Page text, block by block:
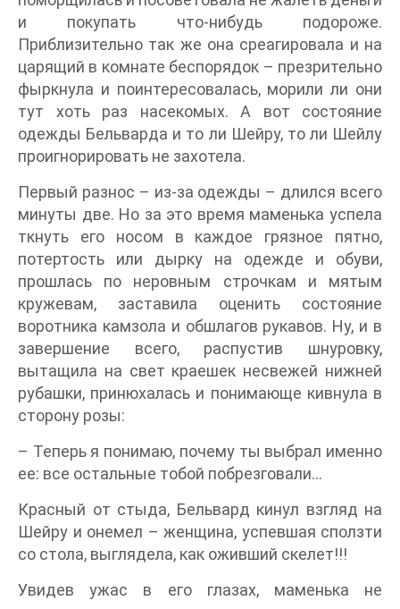
и покупать что-нибудь подороже.
Приблизительно так же она среагировала и на
царящий в комнате беспорядок – презрительно
фыркнула и поинтересовалась, морили ли они
тут хоть раз насекомых. А вот состояние
одежды Бельварда и то ли Шейру, то ли Шейлу
проигнорировать не захотела.
Первый разнос – из-за одежды – длился всего
минуты две. Но за это время маменька успела
ткнуть его носом в каждое грязное пятно,
потертость или дырку на одежде и обуви,
прошлась по неровным строчкам и мятым
кружевам, заставила оценить состояние
воротника камзола и обшлагов рукавов. Ну, и в
завершение всего, распустив шнуровку,
вытащила на свет краешек несвежей нижней
рубашки, принюхалась и понимающе кивнула в
сторону розы:
– Теперь я понимаю, почему ты выбрал именно
ее: все остальные тобой побрезговали…
Красный от стыда, Бельвард кинул взгляд на
Шейру и онемел – женщина, успевшая сползти
со стола, выглядела, как оживший скелет!!!
Увидев ужас в его глазах, маменька не